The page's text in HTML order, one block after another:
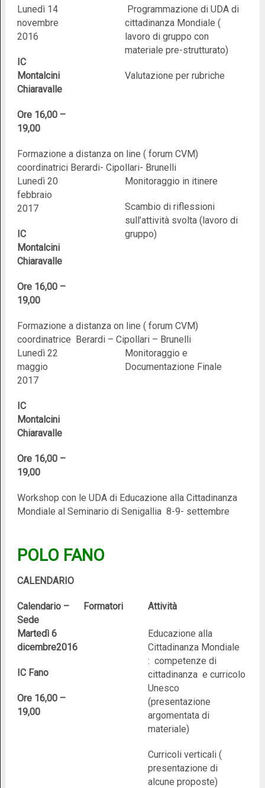
Lunedì 14
novembre
2016
IC
Montalcini
Chiaravalle
Ore 16,00 –
19,00
Programmazione di UDA di
cittadinanza Mondiale (
lavoro di gruppo con
materiale pre-strutturato)
Valutazione per rubriche
Formazione a distanza on line ( forum CVM)
coordinatrici Berardi- Cipollari- Brunelli
Lunedì 20
febbraio
2017
IC
Montalcini
Chiaravalle
Ore 16,00 –
19,00
Monitoraggio in itinere
Scambio di riflessioni
sull’attività svolta (lavoro di
gruppo)
Formazione a distanza on line ( forum CVM)
coordinatrice Berardi – Cipollari – Brunelli
Lunedì 22
maggio
2017
IC
Montalcini
Chiaravalle
Ore 16,00 –
19,00
Monitoraggio e
Documentazione Finale
Workshop con le UDA di Educazione alla Cittadinanza
Mondiale al Seminario di Senigallia 8-9- settembre
POLO FANO
CALENDARIO
Calendario –
Sede
Formatori Attività
Martedì 6
dicembre2016
IC Fano
Ore 16,00 –
19,00
Educazione alla
Cittadinanza Mondiale
: competenze di
cittadinanza e curricolo
Unesco
(presentazione
argomentata di
materiale)
Curricoli verticali (
presentazione di
alcune proposte)